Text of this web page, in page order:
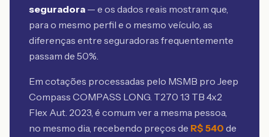
seguradora — e os dados reais mostram que,
para o mesmo perfil e o mesmo veículo, as
diferenças entre seguradoras frequentemente
passam de 50%.
Em cotações processadas pelo MSMB pro Jeep
Compass COMPASS LONG. T270 1.3 TB 4x2
Flex Aut. 2023, é comum ver a mesma pessoa,
no mesmo dia, recebendo preços de R$ 540 de